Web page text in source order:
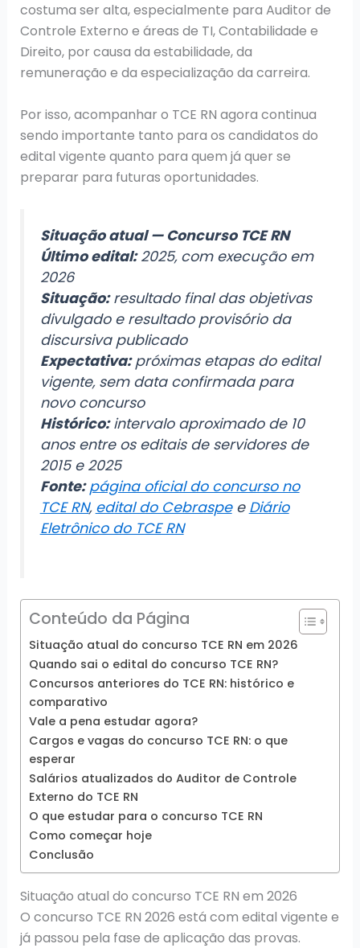
costuma ser alta, especialmente para Auditor de
Controle Externo e áreas de TI, Contabilidade e
Direito, por causa da estabilidade, da
remuneração e da especialização da carreira.
Por isso, acompanhar o TCE RN agora continua
sendo importante tanto para os candidatos do
edital vigente quanto para quem já quer se
preparar para futuras oportunidades.
Situação atual — Concurso TCE RN
Último edital:2025, com execução em
2026
Situação:resultado final das objetivas
divulgado e resultado provisório da
discursiva publicado
Expectativa:próximas etapas do edital
vigente, sem data confirmada para
novo concurso
Histórico:intervalo aproximado de 10
anos entre os editais de servidores de
2015 e 2025
Fonte: página oficial do concurso no
TCE RN, edital do Cebraspee Diário
Eletrônico do TCE RN
Conteúdo da Página
Situação atual do concurso TCE RN em 2026
Quando sai o edital do concurso TCE RN?
Concursos anteriores do TCE RN: histórico e
comparativo
Vale a pena estudar agora?
Cargos e vagas do concurso TCE RN: o que
esperar
Salários atualizados do Auditor de Controle
Externo do TCE RN
O que estudar para o concurso TCE RN
Como começar hoje
Conclusão
Situação atual do concurso TCE RN em 2026
O concurso TCE RN 2026 está com edital vigente e
já passou pela fase de aplicação das provas.